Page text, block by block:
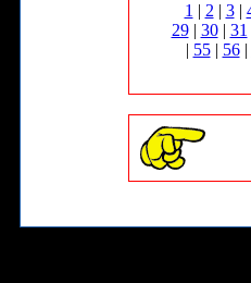
1 | 2 | 3|
29| 30| 31
| 55| 56|